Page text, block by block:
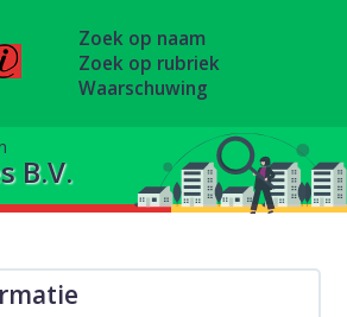
Zoek op naam
Zoek op rubriek
Waarschuwing
B.V.